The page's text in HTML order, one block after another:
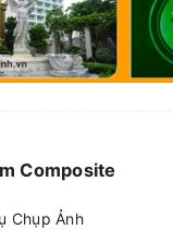
Composite
Chụp Ảnh